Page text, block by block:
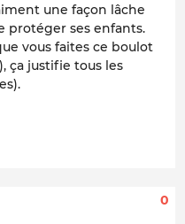
une façon lâche
protéger ses enfants.
vous faites ce boulot
ça justifie tous les
0